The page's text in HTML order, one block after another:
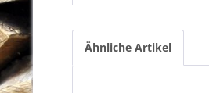
Ähnliche Artikel